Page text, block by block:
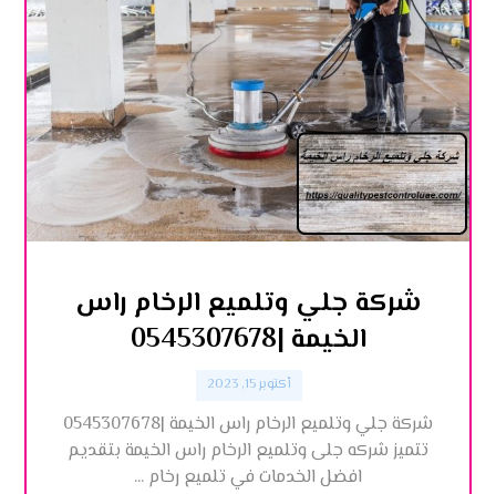
شركة جلي وتلميع الرخام راس
الخيمة |0545307678
أكتوبر 15, 2023
شركة جلي وتلميع الرخام راس الخيمة |0545307678
تتميز شركه جلى وتلميع الرخام راس الخيمة بتقديم
افضل الخدمات في تلميع رخام ...